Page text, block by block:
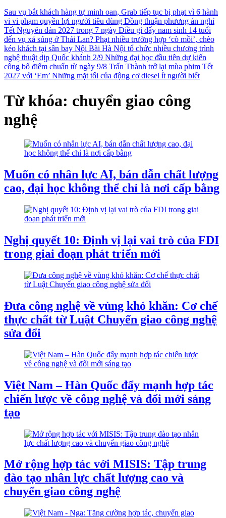
Sau vụ bắt khách hàng tự minh oan, Grab tiếp tục bị phạt vì 6 hành
vi vi phạm quyền lợi người tiêu dùng Đồng thuận phương án nghỉ
Tết Nguyên đán 2027 trong 7 ngày Điều gì đẩy nam sinh 14 tuổi
đến vụ xả súng ở Thái Lan? Phạt nhiều trường hợp ‘cò mồi’, chèo
kéo khách tại sân bay Nội Bài Hà Nội tổ chức nhiều chương trình
nghệ thuật dịp Quốc khánh 2/9 Những đại học đầu tiên dự kiến
công bố điểm chuẩn từ ngày 9/8 Trấn Thành trở lại mùa phim Tết
2027 với ‘Em’ Những mặt tối của động cơ diesel ít người biết
Từ khóa: chuyển giao công
nghệ
Muốn có nhân lực AI, bán dẫn chất lượng
cao, đại học không thể chỉ là nơi cấp bằng
Nghị quyết 10: Định vị lại vai trò của FDI
trong giai đoạn phát triển mới
Đưa công nghệ về vùng khó khăn: Cơ chế
thực chất từ Luật Chuyển giao công nghệ
sửa đổi
Việt Nam – Hàn Quốc đẩy mạnh hợp tác
chiến lược về công nghệ và đổi mới sáng
tạo
Mở rộng hợp tác với MISIS: Tập trung
đào tạo nhân lực chất lượng cao và
chuyển giao công nghệ